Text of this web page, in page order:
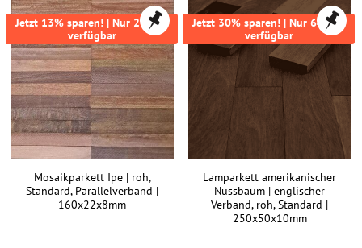
Jetzt 13% sparen! | Nur 28,7m²
verfügbar
Mosaikparkett Ipe | roh,
Standard, Parallelverband |
160x22x8mm
Jetzt 30% sparen! | Nur 64,8m²
verfügbar
Lamparkett amerikanischer
Nussbaum | englischer
Verband, roh, Standard |
250x50x10mm